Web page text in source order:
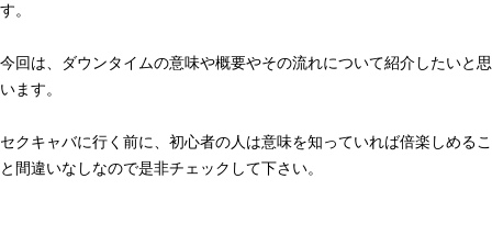
す。
今回は、ダウンタイムの意味や概要やその流れについて紹介したいと思
います。
セクキャバに行く前に、初心者の人は意味を知っていれば倍楽しめるこ
と間違いなしなので是非チェックして下さい。